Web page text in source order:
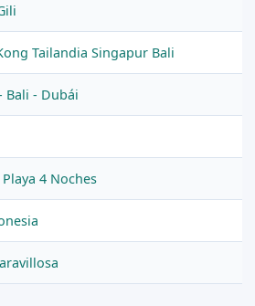
Tailandia Singapur Bali
Bali - Dubái
4 Noches